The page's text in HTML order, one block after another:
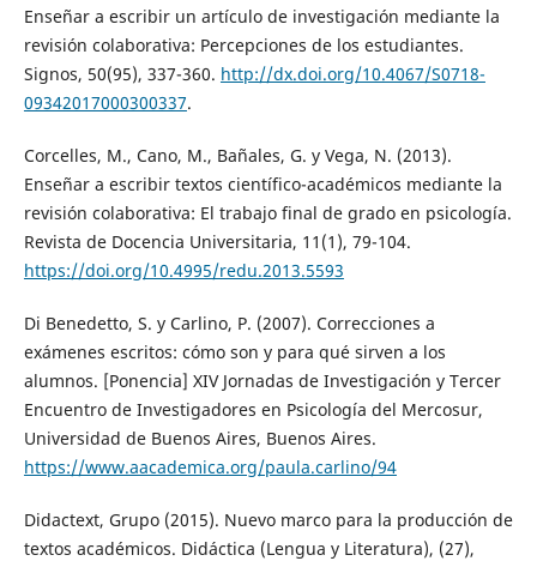
Enseñar a escribir un artículo de investigación mediante la
revisión colaborativa: Percepciones de los estudiantes.
Signos, 50(95), 337-360. http://dx.doi.org/10.4067/S0718-
09342017000300337.
Corcelles, M., Cano, M., Bañales, G. y Vega, N. (2013).
Enseñar a escribir textos científico-académicos mediante la
revisión colaborativa: El trabajo final de grado en psicología.
Revista de Docencia Universitaria, 11(1), 79-104.
https://doi.org/10.4995/redu.2013.5593
Di Benedetto, S. y Carlino, P. (2007). Correcciones a
exámenes escritos: cómo son y para qué sirven a los
alumnos. [Ponencia] XIV Jornadas de Investigación y Tercer
Encuentro de Investigadores en Psicología del Mercosur,
Universidad de Buenos Aires, Buenos Aires.
https://www.aacademica.org/paula.carlino/94
Didactext, Grupo (2015). Nuevo marco para la producción de
textos académicos. Didáctica (Lengua y Literatura), (27),